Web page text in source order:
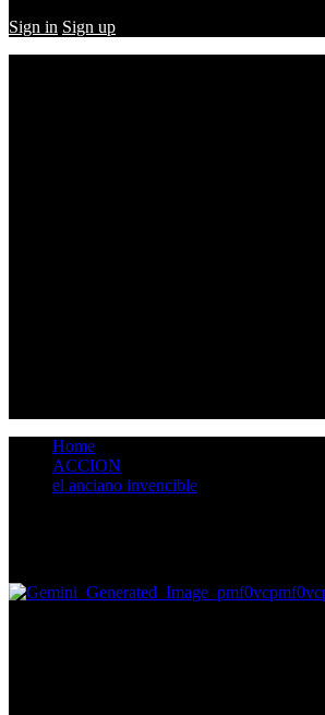
Sign in Sign up
Home
ACCION
el anciano invencible